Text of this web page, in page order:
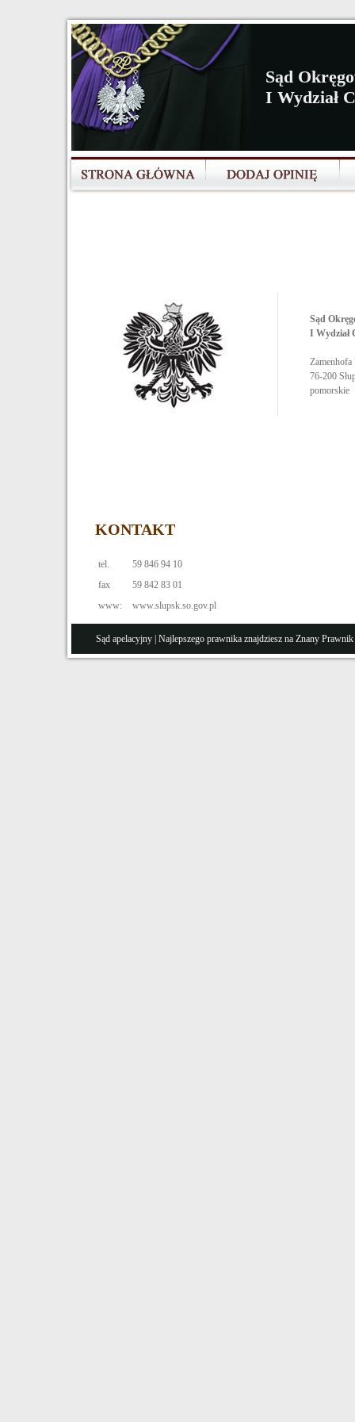
Sąd
I Wydział
Sąd
I Wydział
Zamenhofa
76-200
pomorskie
KONTAKT
tel.
59 846 94 10
fax
59 842 83 01
www:
www.slupsk.so.gov.pl
Sąd apelacyjny | Najlepszego prawnika znajdziesz na Znany Prawnik